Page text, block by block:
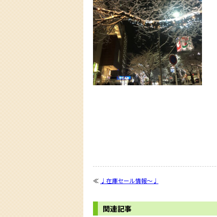
≪ ♩在庫セール情報〜♩
関連記事